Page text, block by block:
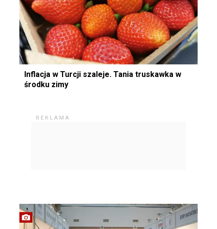
Inflacja w Turcji szaleje. Tania truskawka w
środku zimy